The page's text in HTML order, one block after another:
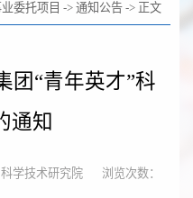
委托项目 -> 通知公告 -> 正文
团“青年英才”科
通知
学技术研究院
浏览次数：